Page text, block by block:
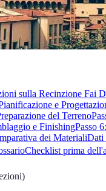
sulla Recinzione Fai
e
del Terreno
e FinishingPasso
dei MaterialiDati
Checklist prima
)